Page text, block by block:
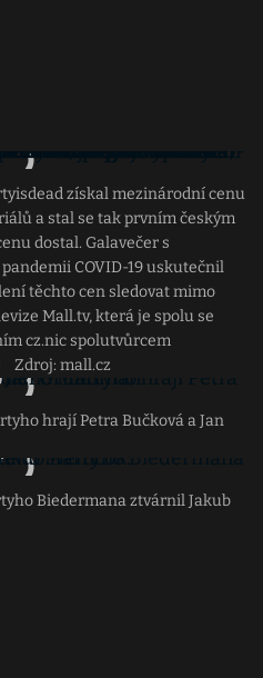
získal mezinárodní cenu
a stal se tak prvním českým
dostal. Galavečer s
COVID-19 uskutečnil
těchto cen sledovat mimo
Mall.tv, která je spolu se
cz.nic spolutvůrcem
Zdroj: mall.cz
hrají Petra Bučková a Jan
Biedermana ztvárnil Jakub